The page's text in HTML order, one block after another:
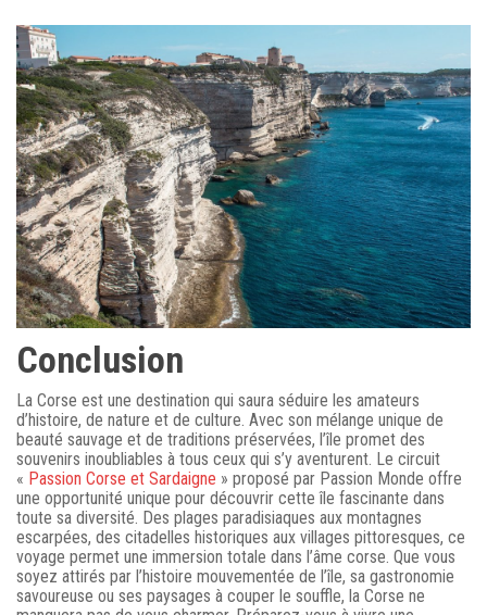
Conclusion
La Corse est une destination qui saura séduire les amateurs
d’histoire, de nature et de culture. Avec son mélange unique de
beauté sauvage et de traditions préservées, l’île promet des
souvenirs inoubliables à tous ceux qui s’y aventurent. Le circuit
« Passion Corse et Sardaigne » proposé par Passion Monde offre
une opportunité unique pour découvrir cette île fascinante dans
toute sa diversité. Des plages paradisiaques aux montagnes
escarpées, des citadelles historiques aux villages pittoresques, ce
voyage permet une immersion totale dans l’âme corse. Que vous
soyez attirés par l’histoire mouvementée de l’île, sa gastronomie
savoureuse ou ses paysages à couper le souffle, la Corse ne